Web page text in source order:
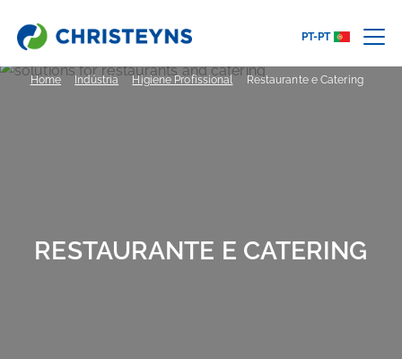
PT-PT
Home Indústria Higiene Profissional Restaurante e Catering
RESTAURANTE E CATERING